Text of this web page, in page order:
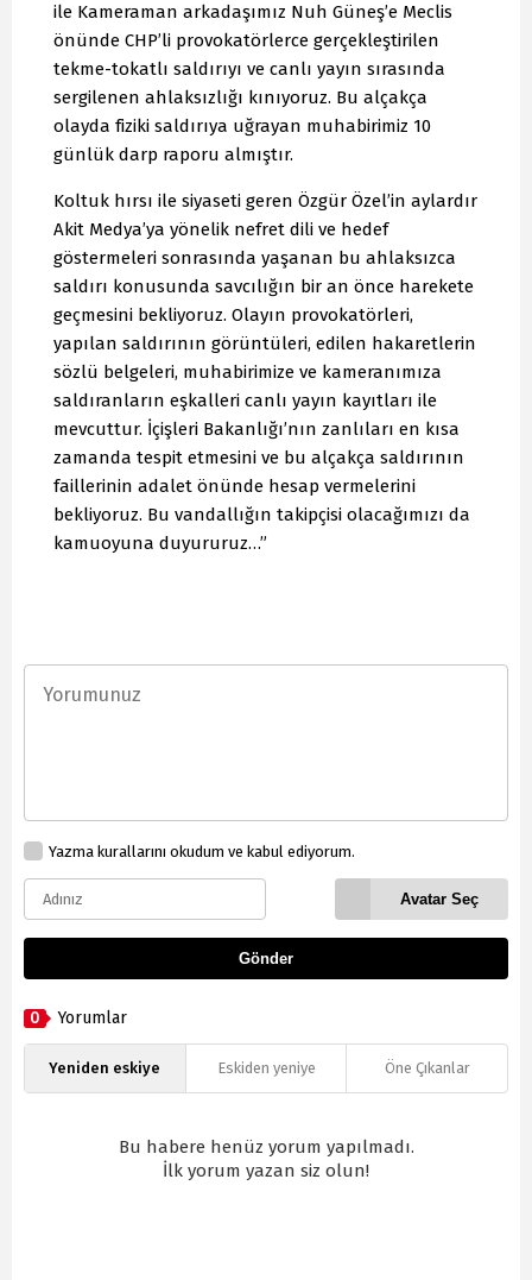
ile Kameraman arkadaşımız Nuh Güneş’e Meclis
önünde CHP’li provokatörlerce gerçekleştirilen
tekme-tokatlı saldırıyı ve canlı yayın sırasında
sergilenen ahlaksızlığı kınıyoruz. Bu alçakça
olayda fiziki saldırıya uğrayan muhabirimiz 10
günlük darp raporu almıştır.
Koltuk hırsı ile siyaseti geren Özgür Özel’in aylardır
Akit Medya’ya yönelik nefret dili ve hedef
göstermeleri sonrasında yaşanan bu ahlaksızca
saldırı konusunda savcılığın bir an önce harekete
geçmesini bekliyoruz. Olayın provokatörleri,
yapılan saldırının görüntüleri, edilen hakaretlerin
sözlü belgeleri, muhabirimize ve kameranımıza
saldıranların eşkalleri canlı yayın kayıtları ile
mevcuttur. İçişleri Bakanlığı’nın zanlıları en kısa
zamanda tespit etmesini ve bu alçakça saldırının
faillerinin adalet önünde hesap vermelerini
bekliyoruz. Bu vandallığın takipçisi olacağımızı da
kamuoyuna duyururuz…”
Yazma kurallarını okudum ve kabul ediyorum.
Avatar Seç
Gönder
0 Yorumlar
Yeniden eskiye Eskiden yeniye Öne Çıkanlar
Bu habere henüz yorum yapılmadı.
İlk yorum yazan siz olun!